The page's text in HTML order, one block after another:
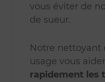
vous éviter de
de sueur.
Notre nettoyant
usage vous
rapidement les